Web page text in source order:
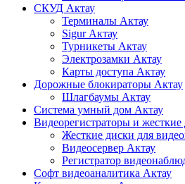
СКУД Актау
Терминалы Актау
Sigur Актау
Турникеты Актау
Электрозамки Актау
Карты доступа Актау
Дорожные блокираторы Актау
Шлагбаумы Актау
Система умный дом Актау
Видеорегистраторы и
Жесткие диски для
Видеосервер Актау
Регистратор
Софт видеоаналитика Актау